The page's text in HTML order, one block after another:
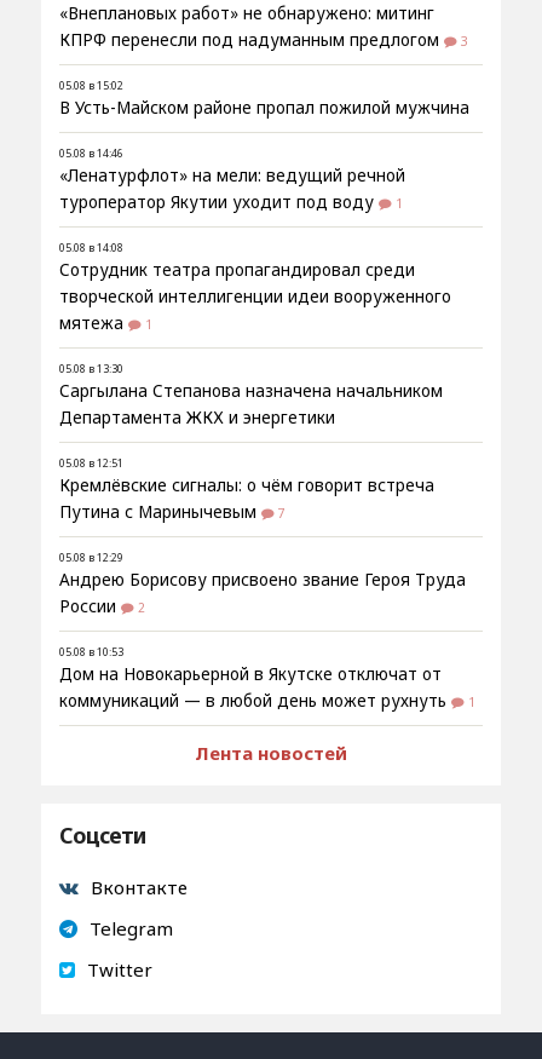
«Внеплановых работ» не обнаружено: митинг
КПРФ перенесли под надуманным предлогом
3
05.08 в 15:02
В Усть-Майском районе пропал пожилой мужчина
05.08 в 14:46
«Ленатурфлот» на мели: ведущий речной
туроператор Якутии уходит под воду
1
05.08 в 14:08
Сотрудник театра пропагандировал среди
творческой интеллигенции идеи вооруженного
мятежа
1
05.08 в 13:30
Саргылана Степанова назначена начальником
Департамента ЖКХ и энергетики
05.08 в 12:51
Кремлёвские сигналы: о чём говорит встреча
Путина с Маринычевым
7
05.08 в 12:29
Андрею Борисову присвоено звание Героя Труда
России
2
05.08 в 10:53
Дом на Новокарьерной в Якутске отключат от
коммуникаций — в любой день может рухнуть
1
Лента новостей
Соцсети
Вконтакте
Telegram
Twitter